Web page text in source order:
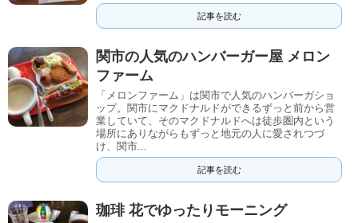
記事を読む
関市の人気のハンバーガー屋 メロン
ファーム
「メロンファーム」は関市で人気のハンバーガショ
ップ。関市にマクドナルドができるずっと前から営
業していて、そのマクドナルドへは徒歩圏内という
場所にありながらもずっと地元の人に愛されつづ
け、関市...
記事を読む
珈琲 花でゆったりモーニング